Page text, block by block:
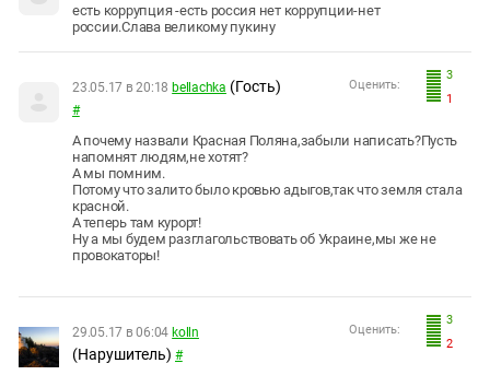
есть коррупция -есть россия нет коррупции-нет
россии.Слава великому пукину
3
1
Оценить:
23.05.17 в 20:18 bellachka (Гость)
#
А почему назвали Красная Поляна,забыли написать?Пусть
напомнят людям,не хотят?
А мы помним.
Потому что залито было кровью адыгов,так что земля стала
красной.
А теперь там курорт!
Ну а мы будем разглагольствовать об Украине,мы же не
провокаторы!
3
2
Оценить:
29.05.17 в 06:04 kolln
(Нарушитель) #